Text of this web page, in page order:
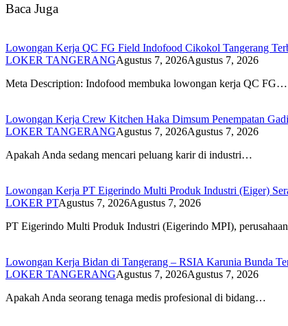
Baca Juga
Lowongan Kerja QC FG Field Indofood Cikokol Tangerang
LOKER TANGERANGAgustus 7, 2026Agustus 7, 2026
Meta Description: Indofood membuka lowongan kerja QC FG…
Lowongan Kerja Crew Kitchen Haka Dimsum Penempatan
LOKER TANGERANGAgustus 7, 2026Agustus 7, 2026
Apakah Anda sedang mencari peluang karir di industri…
Lowongan Kerja PT Eigerindo Multi Produk Industri (Eiger)
LOKER PTAgustus 7, 2026Agustus 7, 2026
PT Eigerindo Multi Produk Industri (Eigerindo MPI),
Lowongan Kerja Bidan di Tangerang – RSIA Karunia Bunda
LOKER TANGERANGAgustus 7, 2026Agustus 7, 2026
Apakah Anda seorang tenaga medis profesional di bidang…